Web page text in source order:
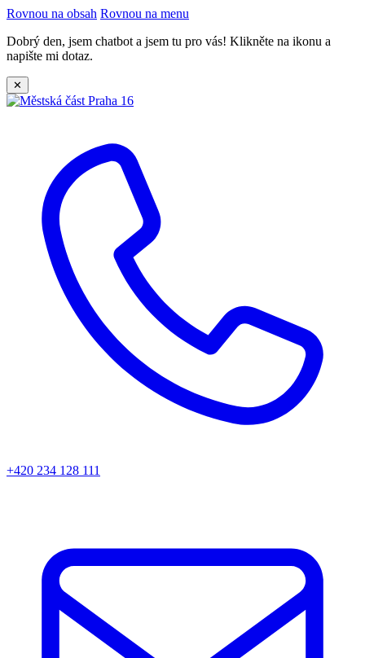
Rovnou na obsah Rovnou na menu
Dobrý den, jsem chatbot a jsem tu pro vás! Klikněte na ikonu a
napište mi dotaz.
✕
+420 234 128 111